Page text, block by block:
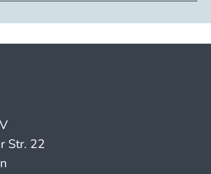
Str. 22